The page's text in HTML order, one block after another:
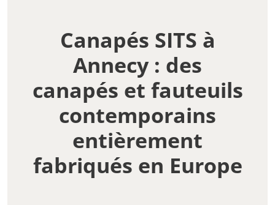
Canapés SITS à
Annecy : des
canapés et fauteuils
contemporains
entièrement
fabriqués en Europe